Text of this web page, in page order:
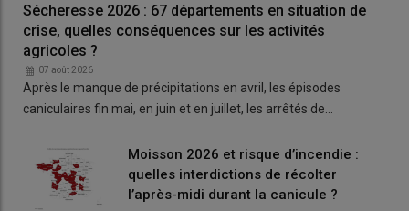
Sécheresse 2026 : 67 départements en situation de
crise, quelles conséquences sur les activités
agricoles ?
07 août 2026
Après le manque de précipitations en avril, les épisodes
caniculaires fin mai, en juin et en juillet, les arrêtés de…
Moisson 2026 et risque d’incendie :
quelles interdictions de récolter
l’après-midi durant la canicule ?